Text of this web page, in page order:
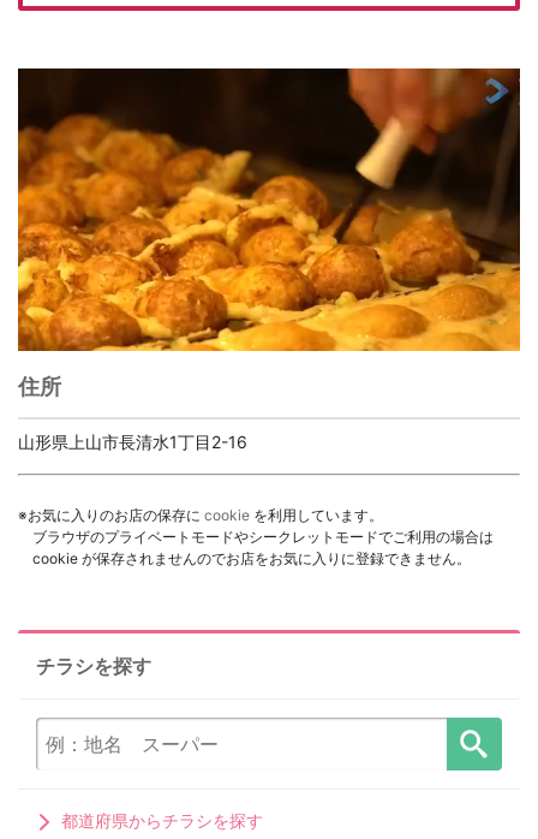
住所
山形県上山市長清水1丁目2-16
※お気に入りのお店の保存に cookie を利用しています。
ブラウザのプライベートモードやシークレットモードでご利用の場合は
cookie が保存されませんのでお店をお気に入りに登録できません。
チラシを探す
都道府県からチラシを探す